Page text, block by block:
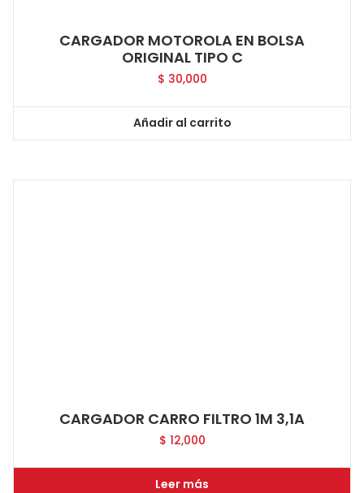
CARGADOR MOTOROLA EN BOLSA
ORIGINAL TIPO C
$ 30,000
Añadir al carrito
CARGADOR CARRO FILTRO 1M 3,1A
$ 12,000
Leer más